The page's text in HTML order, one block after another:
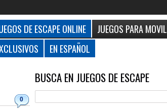
DE ESCAPE ONLINE
JUEGOS PARA MOVIL
EN ESPAÑOL
0
BUSCA EN JUEGOS DE ESCAPE